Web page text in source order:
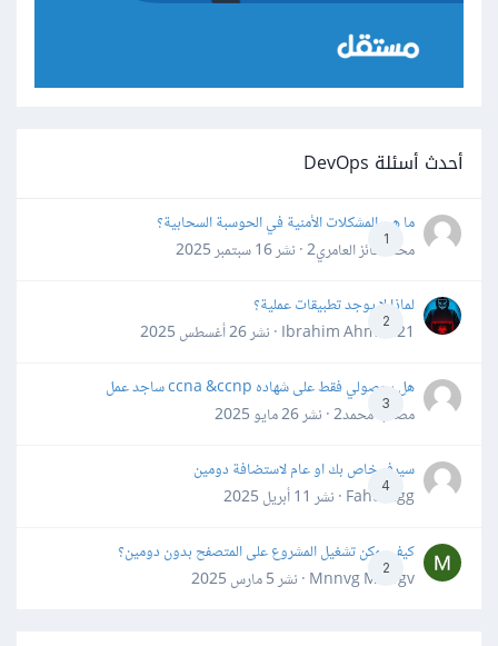
أحدث أسئلة DevOps
1
ما هي المشكلات الأمنية في الحوسبة السحابية؟
محمد فائز العامري2 · نشر
16 سبتمبر 2025
2
لماذا لا يوجد تطبيقات عملية؟
Ibrahim Ahmed21 · نشر
26 أغسطس 2025
3
هل بحصولي فقط على شهاده ccna &ccnp ساجد عمل
مصعب محمد2 · نشر
26 مايو 2025
4
سيرفر خاص بك او عام لاستضافة دومين
Fahd Ggg · نشر
11 أبريل 2025
2
كيف يمكن تشغيل المشروع على المتصفح بدون دومين؟
Mnnvg Mnbgv · نشر
5 مارس 2025